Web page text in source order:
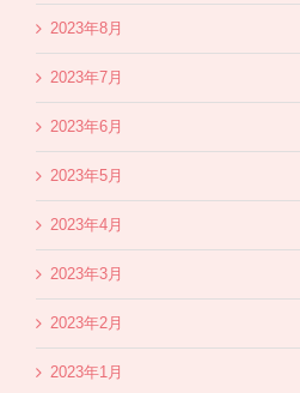
2023年8月
2023年7月
2023年6月
2023年5月
2023年4月
2023年3月
2023年2月
2023年1月